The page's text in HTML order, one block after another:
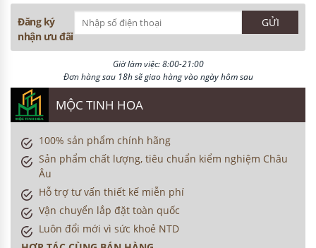
Liên hệ
Giá Bán Lẻ: 86,700,000 ₫
Giá hiển thị theo thuộc tính lựa chọn:
Dịch vụ cộng thêm
Bảo hành thêm 12 tháng
Bảo hành thêm 24 tháng
Số lượng